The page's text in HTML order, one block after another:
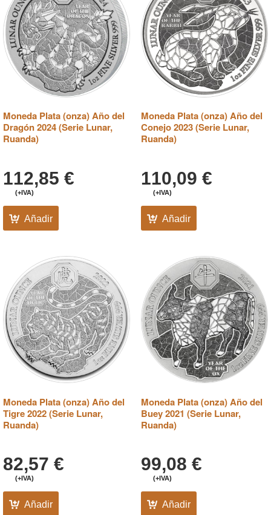
Moneda Plata (onza) Año del
Dragón 2024 (Serie Lunar,
Ruanda)
112,85 €
(+IVA)
Añadir
Moneda Plata (onza) Año del
Conejo 2023 (Serie Lunar,
Ruanda)
110,09 €
(+IVA)
Añadir
Moneda Plata (onza) Año del
Tigre 2022 (Serie Lunar,
Ruanda)
82,57 €
(+IVA)
Añadir
Moneda Plata (onza) Año del
Buey 2021 (Serie Lunar,
Ruanda)
99,08 €
(+IVA)
Añadir